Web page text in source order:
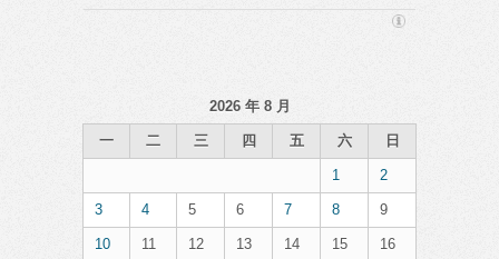
2026 年 8 月
一 二 三 四 五 六 日
1 2
3 4 5 6 7 8 9
10 11 12 13 14 15 16